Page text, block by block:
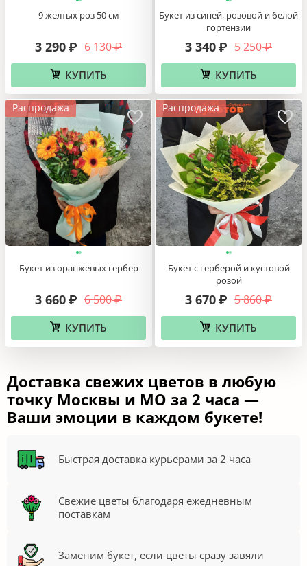
9 желтых роз 50 см
6 130 ₽
3 290₽
КУПИТЬ
Букет из синей, розовой и белой
гортензии
5 250 ₽
3 340₽
КУПИТЬ
Распродажа
Букет из оранжевых гербер
6 500 ₽
3 660₽
КУПИТЬ
Распродажа
Букет с герберой и кустовой
розой
5 860 ₽
3 670₽
КУПИТЬ
Доставка свежих цветов в любую
точку Москвы и МО за 2 часа —
Ваши эмоции в каждом букете!
Быстрая доставка курьерами за 2 часа
Свежие цветы благодаря ежедневным
поставкам
Заменим букет, если цветы сразу завяли